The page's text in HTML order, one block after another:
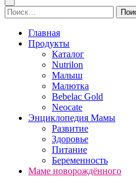
Найти:
Главная
Продукты
Каталог
Nutrilon
Малыш
Малютка
Bebelac Gold
Neocate
Энциклопедия Мамы
Развитие
Здоровье
Питание
Беременность
Маме новорождённого